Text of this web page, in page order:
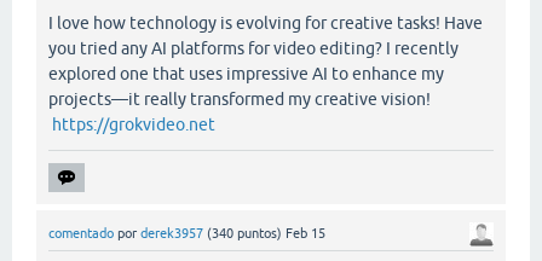
I love how technology is evolving for creative tasks! Have
you tried any AI platforms for video editing? I recently
explored one that uses impressive AI to enhance my
projects—it really transformed my creative vision!
https://grokvideo.net
comentado por derek3957 (340 puntos) Feb 15